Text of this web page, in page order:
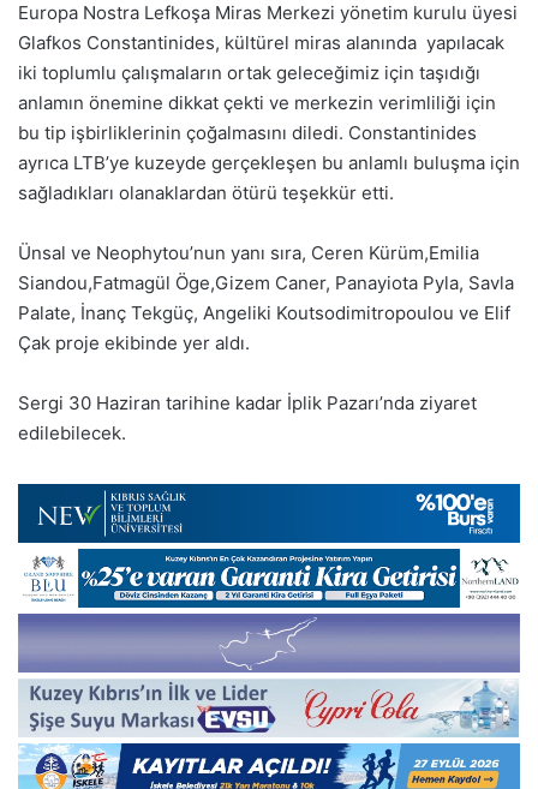
Europa Nostra Lefkoşa Miras Merkezi yönetim kurulu üyesi
Glafkos Constantinides, kültürel miras alanında yapılacak
iki toplumlu çalışmaların ortak geleceğimiz için taşıdığı
anlamın önemine dikkat çekti ve merkezin verimliliği için
bu tip işbirliklerinin çoğalmasını diledi. Constantinides
ayrıca LTB’ye kuzeyde gerçekleşen bu anlamlı buluşma için
sağladıkları olanaklardan ötürü teşekkür etti.
Ünsal ve Neophytou’nun yanı sıra, Ceren Kürüm,Emilia
Siandou,Fatmagül Öge,Gizem Caner, Panayiota Pyla, Savla
Palate, İnanç Tekgüç, Angeliki Koutsodimitropoulou ve Elif
Çak proje ekibinde yer aldı.
Sergi 30 Haziran tarihine kadar İplik Pazarı’nda ziyaret
edilebilecek.